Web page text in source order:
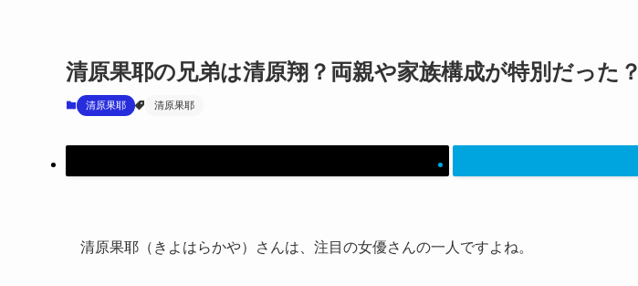
清原果耶の兄弟は清原翔？両親や家族構成が特別だった？
清原果耶 清原果耶
清原果耶（きよはらかや）さんは、注目の女優さんの一人ですよね。